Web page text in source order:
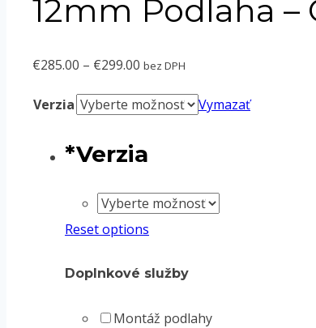
12mm Podlaha –
€285.00 – €299.00 Price
range:
€285.00
€299.00
bez DPH
Verzia Vymazať
*Verzia
Reset options
Doplnkové služby
Montáž podlahy